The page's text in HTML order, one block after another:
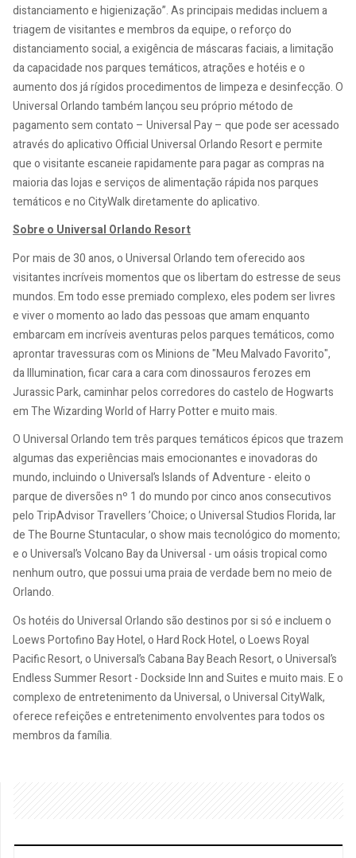
distanciamento e higienização”. As principais medidas incluem a
triagem de visitantes e membros da equipe, o reforço do
distanciamento social, a exigência de máscaras faciais, a limitação
da capacidade nos parques temáticos, atrações e hotéis e o
aumento dos já rígidos procedimentos de limpeza e desinfecção. O
Universal Orlando também lançou seu próprio método de
pagamento sem contato – Universal Pay – que pode ser acessado
através do aplicativo Official Universal Orlando Resort e permite
que o visitante escaneie rapidamente para pagar as compras na
maioria das lojas e serviços de alimentação rápida nos parques
temáticos e no CityWalk diretamente do aplicativo.
Sobre o Universal Orlando Resort
Por mais de 30 anos, o Universal Orlando tem oferecido aos
visitantes incríveis momentos que os libertam do estresse de seus
mundos. Em todo esse premiado complexo, eles podem ser livres
e viver o momento ao lado das pessoas que amam enquanto
embarcam em incríveis aventuras pelos parques temáticos, como
aprontar travessuras com os Minions de "Meu Malvado Favorito",
da Illumination, ficar cara a cara com dinossauros ferozes em
Jurassic Park, caminhar pelos corredores do castelo de Hogwarts
em The Wizarding World of Harry Potter e muito mais.
O Universal Orlando tem três parques temáticos épicos que trazem
algumas das experiências mais emocionantes e inovadoras do
mundo, incluindo o Universal’s Islands of Adventure - eleito o
parque de diversões nº 1 do mundo por cinco anos consecutivos
pelo TripAdvisor Travellers ’Choice; o Universal Studios Florida, lar
de The Bourne Stuntacular, o show mais tecnológico do momento;
e o Universal’s Volcano Bay da Universal - um oásis tropical como
nenhum outro, que possui uma praia de verdade bem no meio de
Orlando.
Os hotéis do Universal Orlando são destinos por si só e incluem o
Loews Portofino Bay Hotel, o Hard Rock Hotel, o Loews Royal
Pacific Resort, o Universal’s Cabana Bay Beach Resort, o Universal’s
Endless Summer Resort - Dockside Inn and Suites e muito mais. E o
complexo de entretenimento da Universal, o Universal CityWalk,
oferece refeições e entretenimento envolventes para todos os
membros da família.